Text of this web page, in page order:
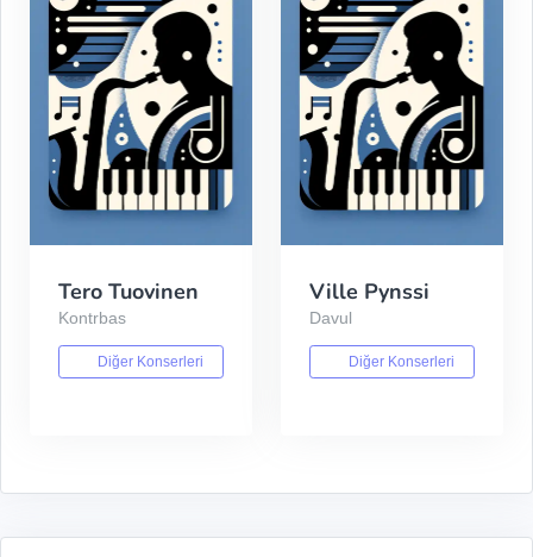
Tero Tuovinen
Kontrbas
Diğer Konserleri
Ville Pynssi
Davul
Diğer Konserleri